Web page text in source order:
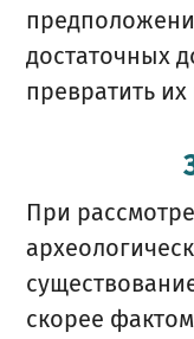
достаточных
превратить
При
скорее